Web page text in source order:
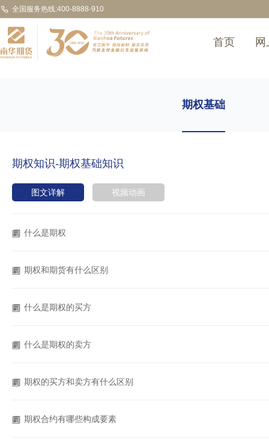
全国服务热线:400-8888-910
首页
期权基础
期权知识-期权基础知识
图文详解 视频动画
什么是期权
期权和期货有什么区别
什么是期权的买方
什么是期权的卖方
期权的买方和卖方有什么区别
期权合约有哪些构成要素